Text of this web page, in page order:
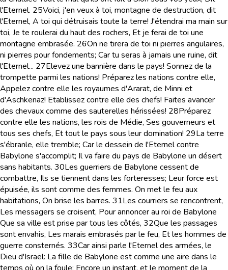
l'Eternel. 25Voici, j'en veux à toi, montagne de destruction, dit
l'Eternel, A toi qui détruisais toute la terre! J'étendrai ma main sur
toi, Je te roulerai du haut des rochers, Et je ferai de toi une
montagne embrasée. 26On ne tirera de toi ni pierres angulaires,
ni pierres pour fondements; Car tu seras à jamais une ruine, dit
l'Eternel... 27Elevez une bannière dans le pays! Sonnez de la
trompette parmi les nations! Préparez les nations contre elle,
Appelez contre elle les royaumes d'Ararat, de Minni et
d'Aschkenaz! Etablissez contre elle des chefs! Faites avancer
des chevaux comme des sauterelles hérissées! 28Préparez
contre elle les nations, les rois de Médie, Ses gouverneurs et
tous ses chefs, Et tout le pays sous leur domination! 29La terre
s'ébranle, elle tremble; Car le dessein de l'Eternel contre
Babylone s'accomplit; Il va faire du pays de Babylone un désert
sans habitants. 30Les guerriers de Babylone cessent de
combattre, Ils se tiennent dans les forteresses; Leur force est
épuisée, ils sont comme des femmes. On met le feu aux
habitations, On brise les barres. 31Les courriers se rencontrent,
Les messagers se croisent, Pour annoncer au roi de Babylone
Que sa ville est prise par tous les côtés, 32Que les passages
sont envahis, Les marais embrasés par le feu, Et les hommes de
guerre consternés. 33Car ainsi parle l'Eternel des armées, le
Dieu d'Israël: La fille de Babylone est comme une aire dans le